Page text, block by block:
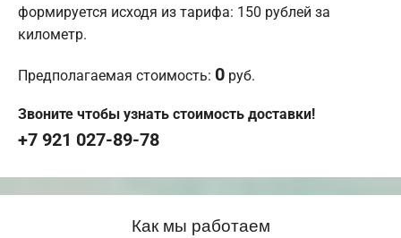
формируется исходя из тарифа: 150 рублей за
километр.
Предполагаемая стоимость: 0 руб.
Звоните чтобы узнать стоимость доставки!
+7 921 027-89-78
Как мы работаем